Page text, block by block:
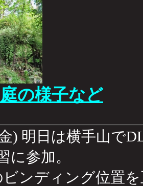
の様子など
) 明日は横手山で
に参加。
ビンディング位置